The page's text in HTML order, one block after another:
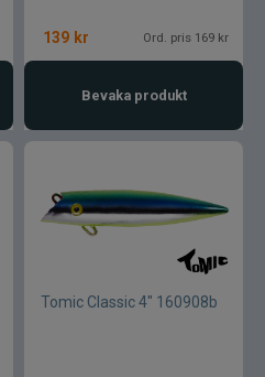
139 kr Ord. pris 169 kr
Bevaka produkt
Tomic Classic 4" 160908b